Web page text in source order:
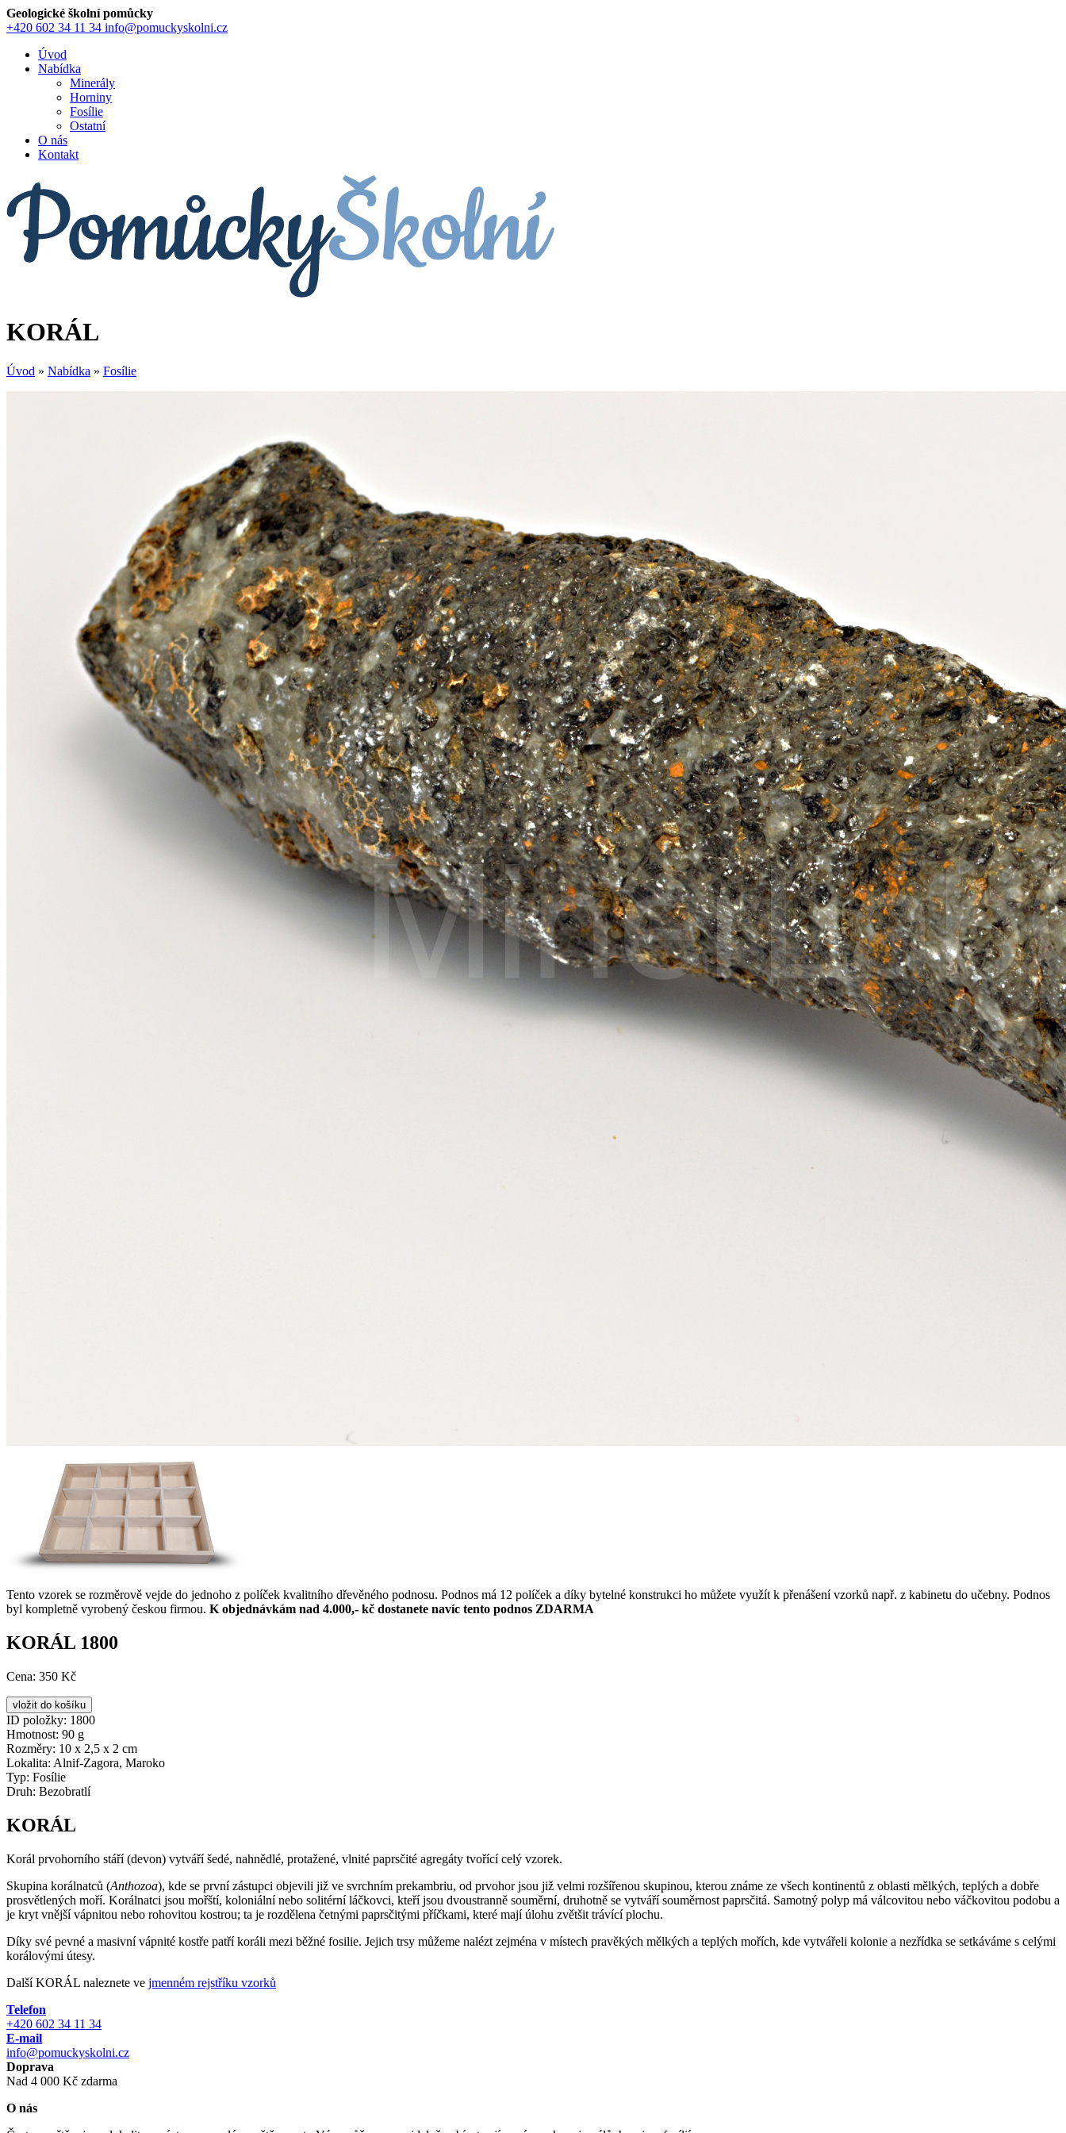
Geologické školní pomůcky
+420 602 34 11 34 info@pomuckyskolni.cz
Úvod
Nabídka
Minerály
Horniny
Fosílie
Ostatní
O nás
Kontakt
KORÁL
Úvod » Nabídka » Fosílie
Tento vzorek se rozměrově vejde do jednoho z políček kvalitního dřevěného podnosu. Podnos má 12 políček a díky bytelné konstrukci ho můžete využít k přenášení vzorků např. z kabinetu do učebny. Podnos
byl kompletně vyrobený českou firmou. K objednávkám nad 4.000,- kč dostanete navíc tento podnos ZDARMA
KORÁL 1800
Cena: 350 Kč
ID položky: 1800
Hmotnost: 90 g
Rozměry: 10 x 2,5 x 2 cm
Lokalita: Alnif-Zagora, Maroko
Typ: Fosílie
Druh: Bezobratlí
KORÁL
Korál prvohorního stáří (devon) vytváří šedé, nahnědlé, protažené, vlnité paprsčité agregáty tvořící celý vzorek.
Skupina korálnatců (Anthozoa), kde se první zástupci objevili již ve svrchním prekambriu, od prvohor jsou již velmi rozšířenou skupinou, kterou známe ze všech kontinentů z oblasti mělkých, teplých a dobře
prosvětlených moří. Korálnatci jsou mořští, koloniální nebo solitérní láčkovci, kteří jsou dvoustranně souměrní, druhotně se vytváří souměrnost paprsčitá. Samotný polyp má válcovitou nebo váčkovitou podobu a
je kryt vnější vápnitou nebo rohovitou kostrou; ta je rozdělena četnými paprsčitými příčkami, které mají úlohu zvětšit trávící plochu.
Díky své pevné a masivní vápnité kostře patří koráli mezi běžné fosilie. Jejich trsy můžeme nalézt zejména v místech pravěkých mělkých a teplých mořích, kde vytvářeli kolonie a nezřídka se setkáváme s celými
korálovými útesy.
Další KORÁL naleznete ve jmenném rejstříku vzorků
Telefon
+420 602 34 11 34
E-mail
info@pomuckyskolni.cz
Doprava
Nad 4 000 Kč zdarma
O nás